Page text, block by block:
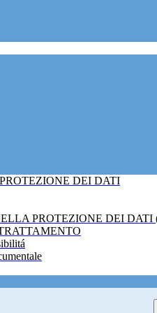
DEI DATI
PROTEZIONE DEI DATI